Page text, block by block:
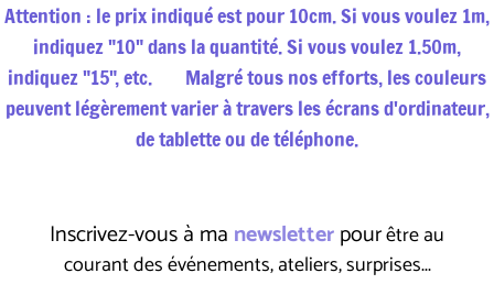
Attention : le prix indiqué est pour 10cm. Si vous voulez 1m,
indiquez "10" dans la quantité. Si vous voulez 1.50m,
indiquez "15", etc. Malgré tous nos efforts, les couleurs
peuvent légèrement varier à travers les écrans d'ordinateur,
de tablette ou de téléphone.
Inscrivez-vous à ma newsletterpourêtre au
courant des événements, ateliers, surprises...